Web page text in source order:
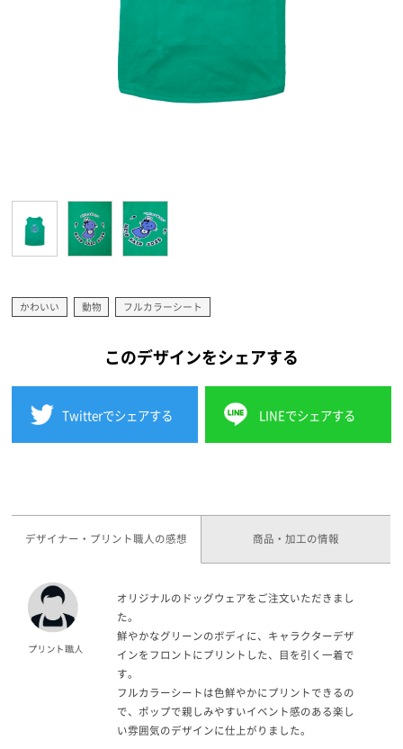
かわいい 動物 フルカラーシート
このデザインをシェアする
Twitterでシェアする LINEでシェアする
デザイナー・プリント職人の感想 商品・加工の情報
オリジナルのドッグウェアをご注文いただきまし
た。
鮮やかなグリーンのボディに、キャラクターデザ
インをフロントにプリントした、目を引く一着で
す。
フルカラーシートは色鮮やかにプリントできるの
で、ポップで親しみやすいイベント感のある楽し
い雰囲気のデザインに仕上がりました。